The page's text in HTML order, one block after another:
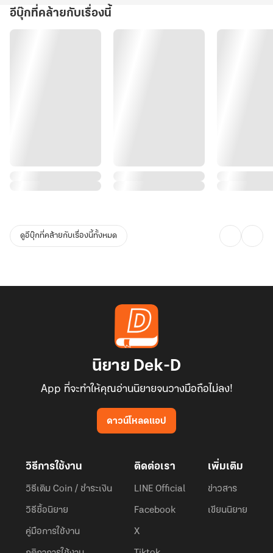
อีบุ๊กที่คล้ายกับเรื่องนี้
ดูอีบุ๊กที่คล้ายกับเรื่องนี้ทั้งหมด
นิยาย Dek-D
App ที่จะทำให้คุณอ่านนิยายจนวางมือถือไม่ลง!
ดาวน์โหลดแอป
วิธีการใช้งาน
วิธีเติม Coin / ชำระเงิน
วิธีซื้อนิยาย
คู่มือการใช้งาน
ติดต่อเรา
LINE Official
Facebook
X
เพิ่มเติม
ข่าวสาร
เขียนนิยาย